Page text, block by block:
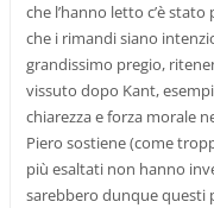
che l’hanno letto c’è
che i rimandi siano
grandissimo pregio,
vissuto dopo Kant,
chiarezza e forza morale
Piero sostiene (come
più esaltati non hanno
sarebbero dunque questi